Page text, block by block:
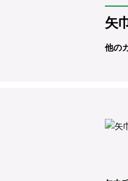
矢
他の